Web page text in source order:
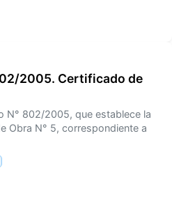
2005. Certificado de
N° 802/2005, que establece la
Obra N° 5, correspondiente a